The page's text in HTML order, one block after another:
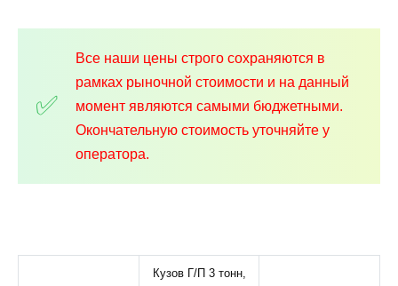
Все наши цены строго сохраняются в
рамках рыночной стоимости и на данный
момент являются самыми бюджетными.
Окончательную стоимость уточняйте у
оператора.
Кузов Г/П 3 тонн,